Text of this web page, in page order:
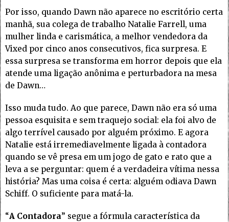
Por isso, quando Dawn não aparece no escritório certa
manhã, sua colega de trabalho Natalie Farrell, uma
mulher linda e carismática, a melhor vendedora da
Vixed por cinco anos consecutivos, fica surpresa. E
essa surpresa se transforma em horror depois que ela
atende uma ligação anônima e perturbadora na mesa
de Dawn…
Isso muda tudo. Ao que parece, Dawn não era só uma
pessoa esquisita e sem traquejo social: ela foi alvo de
algo terrível causado por alguém próximo. E agora
Natalie está irremediavelmente ligada à contadora
quando se vê presa em um jogo de gato e rato que a
leva a se perguntar: quem é a verdadeira vítima nessa
história? Mas uma coisa é certa: alguém odiava Dawn
Schiff. O suficiente para matá-la.
“A Contadora” segue a fórmula característica da